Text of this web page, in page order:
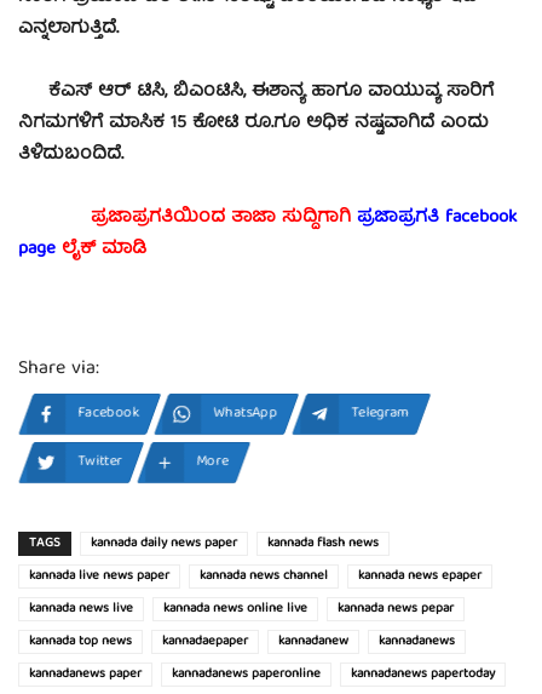
ಎನ್ನಲಾಗುತ್ತಿದೆ.
ಕೆಎಸ್ ಆರ್ ಟಿಸಿ, ಬಿಎಂಟಿಸಿ, ಈಶಾನ್ಯ ಹಾಗೂ ವಾಯುವ್ಯ ಸಾರಿಗೆ
ನಿಗಮಗಳಿಗೆ ಮಾಸಿಕ 15 ಕೋಟಿ ರೂ.ಗೂ ಅಧಿಕ ನಷ್ಟವಾಗಿದೆ ಎಂದು
ತಿಳಿದುಬಂದಿದೆ.
ಪ್ರಜಾಪ್ರಗತಿಯಿಂದ ತಾಜಾ ಸುದ್ದಿಗಾಗಿಪ್ರಜಾಪ್ರಗತಿ facebook
page ಲೈಕ್ ಮಾಡಿ
Share via:
Facebook WhatsApp
Telegram
Twitter
More
TAGS kannada daily news paper
kannada flash news
kannada live news paper
kannada news channel
kannada news epaper
kannada news live
kannada news online live
kannada news pepar
kannada top news
kannadaepaper kannadanew
kannadanews
kannadanews paper
kannadanews paperonline
kannadanews papertoday